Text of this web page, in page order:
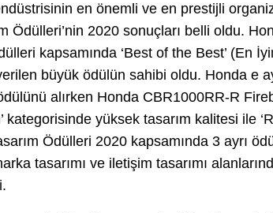
en önemli ve en prestijli
Ödülleri’nin 2020 sonuçları belli oldu.
kapsamında ‘Best of the Best’ (En
büyük ödülün sahibi oldu. Honda e
alırken Honda CBR1000RR-R
kategorisinde yüksek tasarım kalitesi ile
Ödülleri 2020 kapsamında 3 ayrı
tasarımı ve iletişim tasarımı